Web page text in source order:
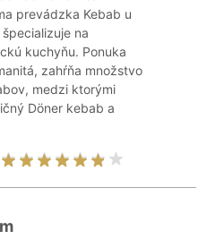
prevádzka Kebab u
na
kuchyňu. Ponuka
zahŕňa množstvo
medzi ktorými
Döner kebab a